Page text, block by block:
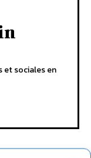
et sociales en